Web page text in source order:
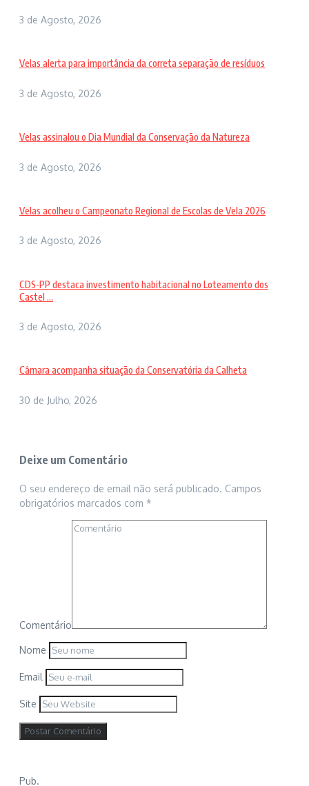
3 de Agosto, 2026
Velas alerta para importância da correta separação de resíduos
3 de Agosto, 2026
Velas assinalou o Dia Mundial da Conservação da Natureza
3 de Agosto, 2026
Velas acolheu o Campeonato Regional de Escolas de Vela 2026
3 de Agosto, 2026
CDS-PP destaca investimento habitacional no Loteamento dos
Castel ...
3 de Agosto, 2026
Câmara acompanha situação da Conservatória da Calheta
30 de Julho, 2026
Deixe um Comentário
O seu endereço de email não será publicado. Campos
obrigatórios marcados com *
Comentário
Nome
Email
Site
Pub.